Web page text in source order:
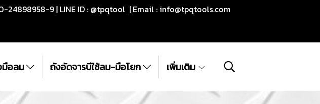
24898958-9 | LINE ID : @tpqtool | Email : info@tpqtools.com
มือลม ถังอัดจารบีใช้ลม-มือโยก เพิ่มเติม